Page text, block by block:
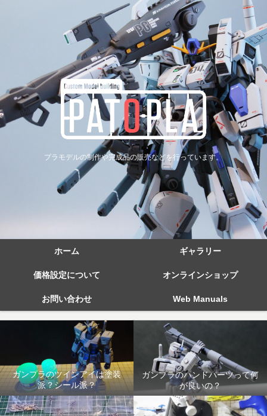
プラモデルの制作や完成品の販売などを行っています。
ホーム ギャラリー
価格設定について オンラインショップ
お問い合わせ Web Manuals
ガンプラのツインアイは塗装
派？シール派？
ガンプラのハンドパーツって何
が良いの？